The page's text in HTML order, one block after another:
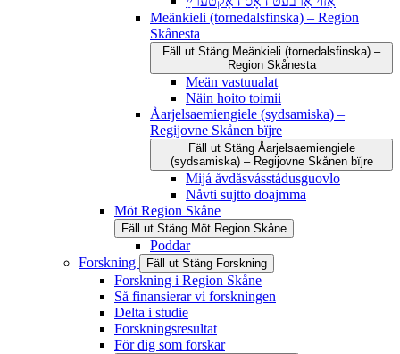
Meänkieli (tornedalsfinska) – Region
Skånesta
Fäll ut Stäng Meänkieli (tornedalsfinska) –
Region Skånesta
Meän vastuualat
Näin hoito toimii
Åarjelsaemiengiele (sydsamiska) –
Regijovne Skånen bïjre
Fäll ut Stäng Åarjelsaemiengiele
(sydsamiska) – Regijovne Skånen bïjre
Mijá åvdåsvásstádusguovlo
Nåvti sujtto doajmma
Möt Region Skåne
Fäll ut Stäng Möt Region Skåne
Poddar
Forskning
Fäll ut Stäng Forskning
Forskning i Region Skåne
Så finansierar vi forskningen
Delta i studie
Forskningsresultat
För dig som forskar